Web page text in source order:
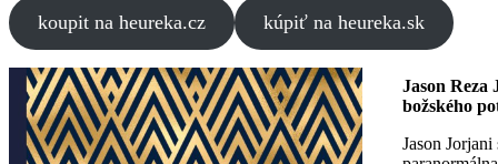
koupit na heureka.cz kúpiť na heureka.sk
Jason
božského
Jason